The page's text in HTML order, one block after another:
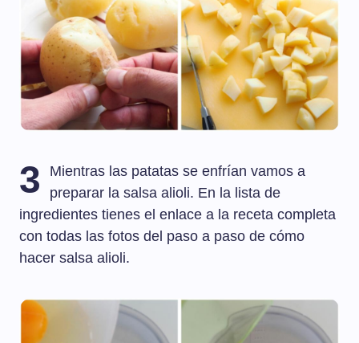
3
Mientras las patatas se enfrían vamos a
preparar la salsa alioli. En la lista de
ingredientes tienes el enlace a la receta completa
con todas las fotos del paso a paso de cómo
hacer salsa alioli.